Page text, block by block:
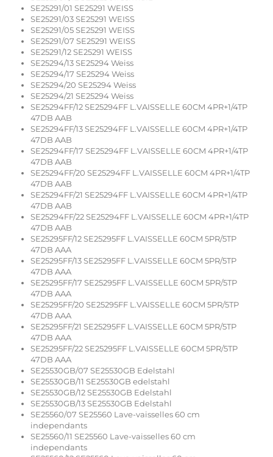
SE25291/01 SE25291 WEISS
SE25291/03 SE25291 WEISS
SE25291/05 SE25291 WEISS
SE25291/07 SE25291 WEISS
SE25291/12 SE25291 WEISS
SE25294/13 SE25294 Weiss
SE25294/17 SE25294 Weiss
SE25294/20 SE25294 Weiss
SE25294/21 SE25294 Weiss
SE25294FF/12 SE25294FF L.VAISSELLE 60CM 4PR+1/4TP
47DB AAB
SE25294FF/13 SE25294FF L.VAISSELLE 60CM 4PR+1/4TP
47DB AAB
SE25294FF/17 SE25294FF L.VAISSELLE 60CM 4PR+1/4TP
47DB AAB
SE25294FF/20 SE25294FF L.VAISSELLE 60CM 4PR+1/4TP
47DB AAB
SE25294FF/21 SE25294FF L.VAISSELLE 60CM 4PR+1/4TP
47DB AAB
SE25294FF/22 SE25294FF L.VAISSELLE 60CM 4PR+1/4TP
47DB AAB
SE25295FF/12 SE25295FF L.VAISSELLE 60CM 5PR/5TP
47DB AAA
SE25295FF/13 SE25295FF L.VAISSELLE 60CM 5PR/5TP
47DB AAA
SE25295FF/17 SE25295FF L.VAISSELLE 60CM 5PR/5TP
47DB AAA
SE25295FF/20 SE25295FF L.VAISSELLE 60CM 5PR/5TP
47DB AAA
SE25295FF/21 SE25295FF L.VAISSELLE 60CM 5PR/5TP
47DB AAA
SE25295FF/22 SE25295FF L.VAISSELLE 60CM 5PR/5TP
47DB AAA
SE25530GB/07 SE25530GB Edelstahl
SE25530GB/11 SE25530GB edelstahl
SE25530GB/12 SE25530GB Edelstahl
SE25530GB/13 SE25530GB Edelstahl
SE25560/07 SE25560 Lave-vaisselles 60 cm
independants
SE25560/11 SE25560 Lave-vaisselles 60 cm
independants